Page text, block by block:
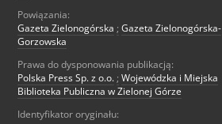
Powiązania:
Gazeta Zielonogórska ; Gazeta Zielonogórska-
Gorzowska
Prawa do dysponowania publikacją:
Polska Press Sp. z o.o. ; Wojewódzka i Miejska
Biblioteka Publiczna w Zielonej Górze
Identyfikator oryginału: